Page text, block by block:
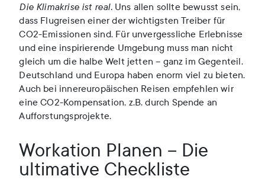
Die Klimakrise ist real.Uns allen sollte bewusst sein,
dass Flugreisen einer der wichtigsten Treiber für
CO2-Emissionen sind. Für unvergessliche Erlebnisse
und eine inspirierende Umgebung muss man nicht
gleich um die halbe Welt jetten – ganz im Gegenteil.
Deutschland und Europa haben enorm viel zu bieten.
Auch bei innereuropäischen Reisen empfehlen wir
eine CO2-Kompensation, z.B. durch Spende an
Aufforstungsprojekte.
Workation Planen – Die
ultimative Checkliste